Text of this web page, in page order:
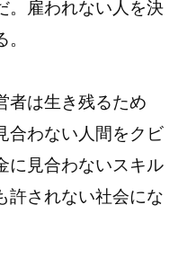
。雇われない人を決
は生き残るため
合わない人間をクビ
に見合わないスキル
許されない社会にな